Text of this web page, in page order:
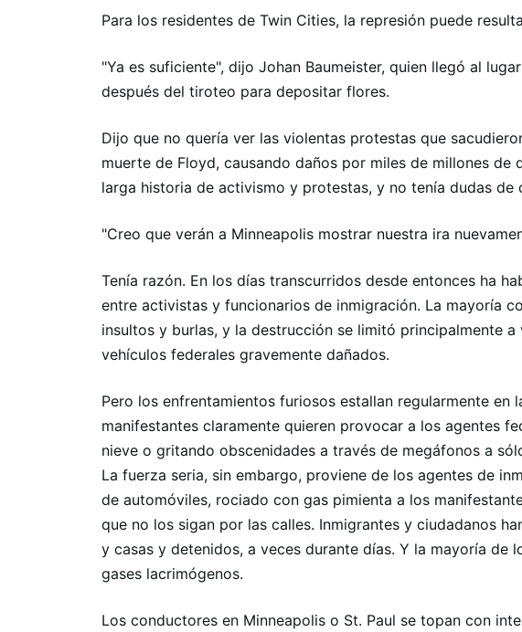
Para los residentes de Twin Cities, la represión puede
"Ya es suficiente", dijo Johan Baumeister, quien llegó al
después del tiroteo para depositar flores.
Dijo que no quería ver las violentas protestas que
muerte de Floyd, causando daños por miles de millones de
larga historia de activismo y protestas, y no tenía dudas de
"Creo que verán a Minneapolis mostrar nuestra ira
Tenía razón. En los días transcurridos desde entonces ha
entre activistas y funcionarios de inmigración. La mayoría
insultos y burlas, y la destrucción se limitó principalmente
vehículos federales gravemente dañados.
Pero los enfrentamientos furiosos estallan regularmente en
manifestantes claramente quieren provocar a los agentes
nieve o gritando obscenidades a través de megáfonos a
La fuerza seria, sin embargo, proviene de los agentes de
de automóviles, rociado con gas pimienta a los
que no los sigan por las calles. Inmigrantes y ciudadanos
y casas y detenidos, a veces durante días. Y la mayoría de
gases lacrimógenos.
Los conductores en Minneapolis o St. Paul se topan con